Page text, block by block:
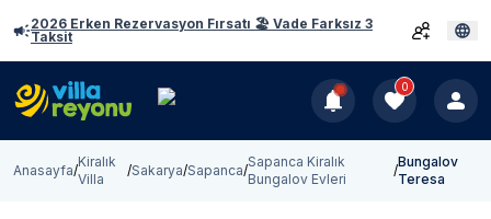
2026 Erken Rezervasyon Fırsatı 🏖️ Vade Farksız 3
Taksit
0
Anasayfa/
Kiralık
Villa
/Sakarya/Sapanca/
Sapanca Kiralık
Bungalov Evleri
/
Bungalov
Teresa